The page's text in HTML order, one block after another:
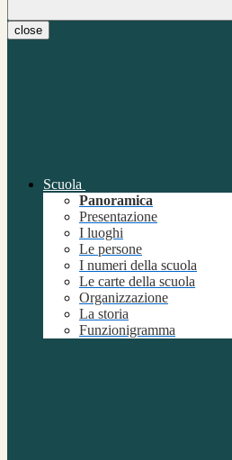
close
Scuola
Panoramica
Presentazione
I luoghi
Le persone
I numeri della scuola
Le carte della scuola
Organizzazione
La storia
Funzionigramma